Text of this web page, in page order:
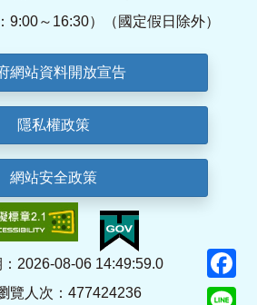
9:00～16:30）（國定假日除外）
網站資料開放宣告
隱私權政策
網站安全政策
2026-08-06 14:49:59.0
覽人次：477424236